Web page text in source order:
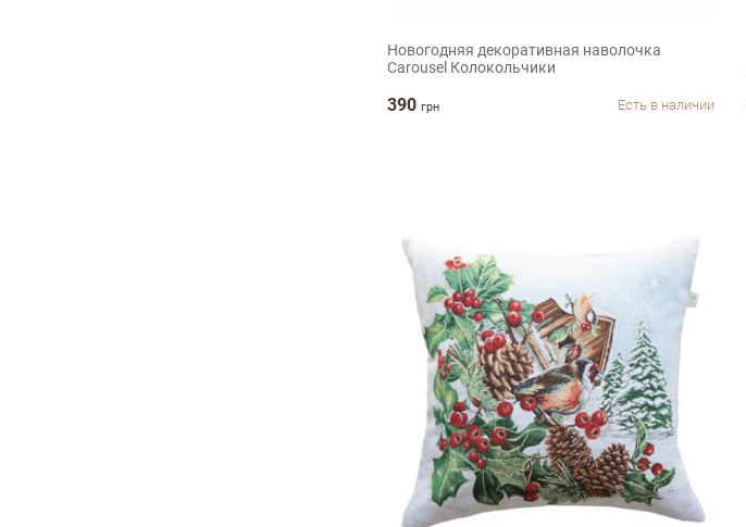
Новогодняя декоративная наволочка
Carousel Колокольчики
390 грн Есть в наличии